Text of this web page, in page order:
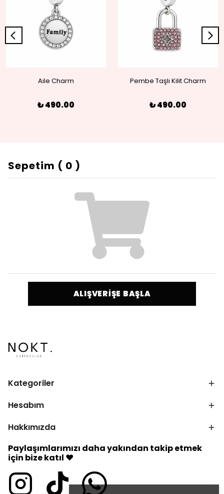
Aile Charm
₺ 490.00
Pembe Taşlı Kilit Charm
₺ 490.00
Sepetim ( 0 )
ALIŞVERİŞE BAŞLA
Kategoriler
Hesabım
Hakkımızda
Paylaşımlarımızı daha yakından takip etmek
için bize katıl ♥